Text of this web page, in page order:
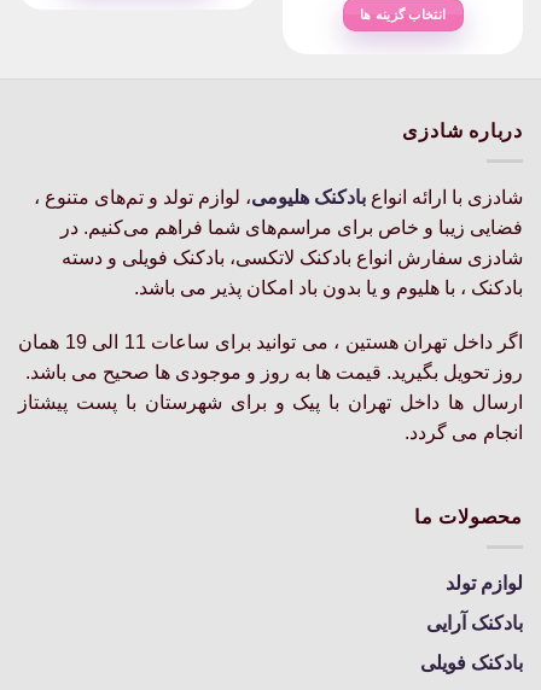
انتخاب گزینه ها
مختلفی
باشد.
گزینه
ها
ممکن
است
صفحه
محصول
انتخاب
درباره شادزی
شادزی با ارائه انواع بادکنک‌ هلیومی، لوازم تولد و تم‌های متنوع ،
فضایی زیبا و خاص برای مراسم‌های شما فراهم می‌کنیم. در
شادزی سفارش انواع بادکنک لاتکسی، بادکنک فویلی و دسته
بادکنک ، با هلیوم و یا بدون باد امکان پذیر می باشد.
اگر داخل تهران هستین ، می توانید برای ساعات 11 الی 19 همان
روز تحویل بگیرید. قیمت ها به روز و موجودی ها صحیح می باشد.
ارسال ها داخل تهران با پیک و برای شهرستان با پست پیشتاز
انجام می گردد.
محصولات ما
لوازم تولد
بادکنک آرایی
بادکنک فویلی